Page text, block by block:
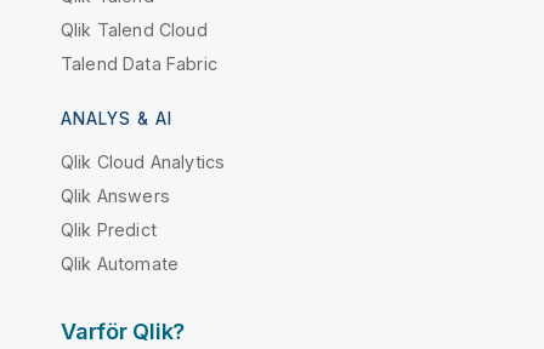
Qlik Talend Cloud
Talend Data Fabric
ANALYS & AI
Qlik Cloud Analytics
Qlik Answers
Qlik Predict
Qlik Automate
Varför Qlik?